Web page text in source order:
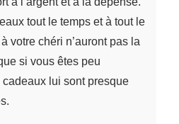
tout le temps et à tout le
votre chéri n’auront pas la
si vous êtes peu
lui sont presque